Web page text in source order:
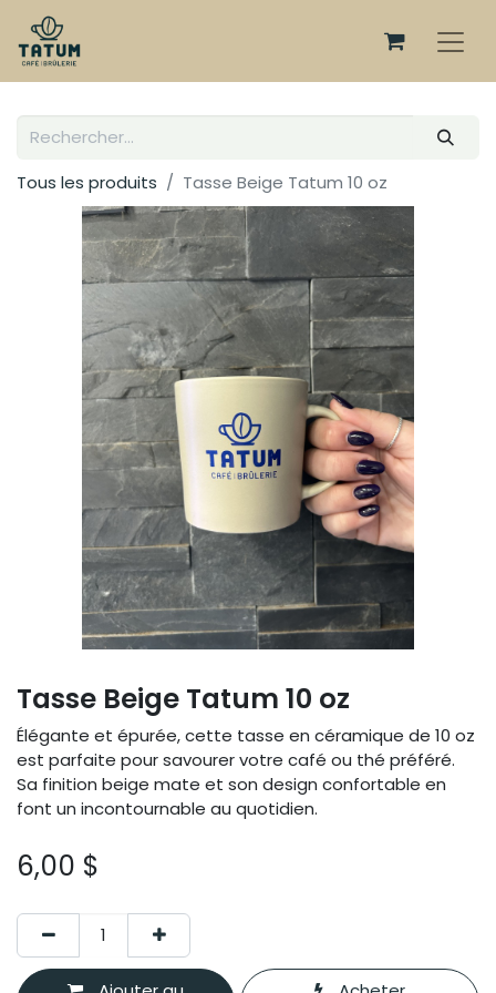
Tous les produits Tasse Beige Tatum 10 oz
Tasse Beige Tatum 10 oz
Élégante et épurée, cette tasse en céramique de 10 oz
est parfaite pour savourer votre café ou thé préféré.
Sa finition beige mate et son design confortable en
font un incontournable au quotidien.
6,00 $